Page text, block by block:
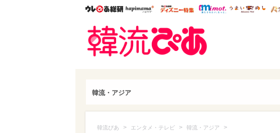
ウレぴあ総研ハピママ* ウレぴあ総研 ディズニ
mimot. う
韓流・アジア
韓流ぴあ > エンタメ・テレビ > 韓流・アジア >